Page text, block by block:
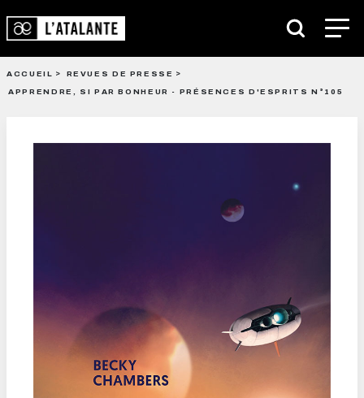
ACCUEIL
REVUES DE PRESSE
APPRENDRE, SI PAR BONHEUR - PRÉSENCES D'ESPRITS N°105